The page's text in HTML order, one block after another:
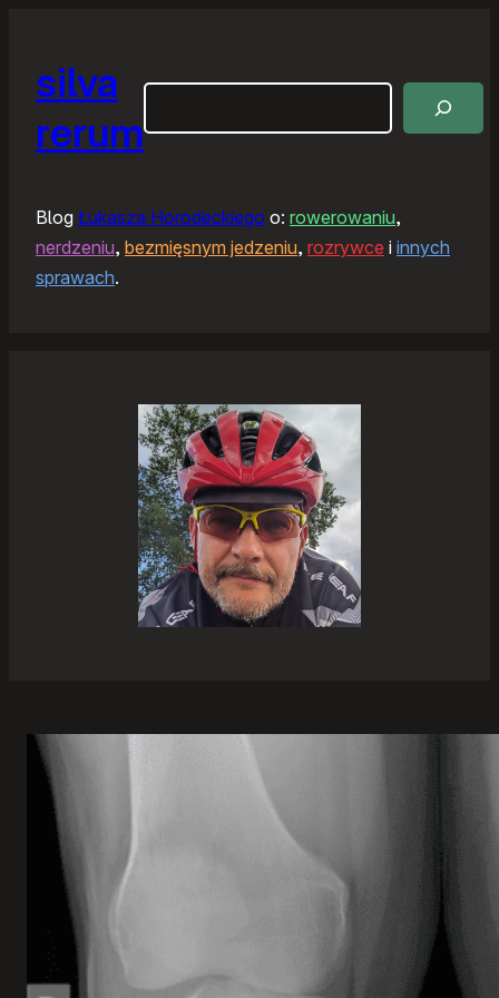
silva
rerum
Blog Łukasza Horodeckiego o: rowerowaniu,
nerdzeniu, bezmięsnym jedzeniu, rozrywce i innych
sprawach.